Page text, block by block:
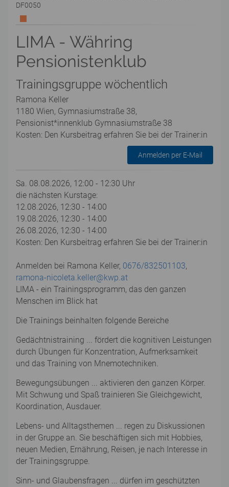
DF0050
LIMA - Währing
Pensionistenklub
Trainingsgruppe wöchentlich
Ramona Keller
1180 Wien, Gymnasiumstraße 38,
Pensionist*innenklub Gymnasiumstraße 38
Kosten: Den Kursbeitrag erfahren Sie bei der Trainer:in
Anmelden per E-Mail
Sa. 08.08.2026, 12:00 - 12:30 Uhr
die nächsten Kurstage:
12.08.2026, 12:30 - 14:00
19.08.2026, 12:30 - 14:00
26.08.2026, 12:30 - 14:00
Kosten: Den Kursbeitrag erfahren Sie bei der Trainer:in
Anmelden bei Ramona Keller, 0676/832501103,
ramona-nicoleta.keller@kwp.at
LIMA - ein Trainingsprogramm, das den ganzen
Menschen im Blick hat
Die Trainings beinhalten folgende Bereiche
Gedächtnistraining ... fördert die kognitiven Leistungen
durch Übungen für Konzentration, Aufmerksamkeit
und das Training von Mnemotechniken.
Bewegungsübungen ... aktivieren den ganzen Körper.
Mit Schwung und Spaß trainieren Sie Gleichgewicht,
Koordination, Ausdauer.
Lebens- und Alltagsthemen ... regen zu Diskussionen
in der Gruppe an. Sie beschäftigen sich mit Hobbies,
neuen Medien, Ernährung, Reisen, je nach Interesse in
der Trainingsgruppe.
Sinn- und Glaubensfragen ... dürfen im geschützten